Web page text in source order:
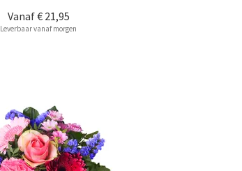
Vanaf€ 21,95
Leverbaar vanaf morgen